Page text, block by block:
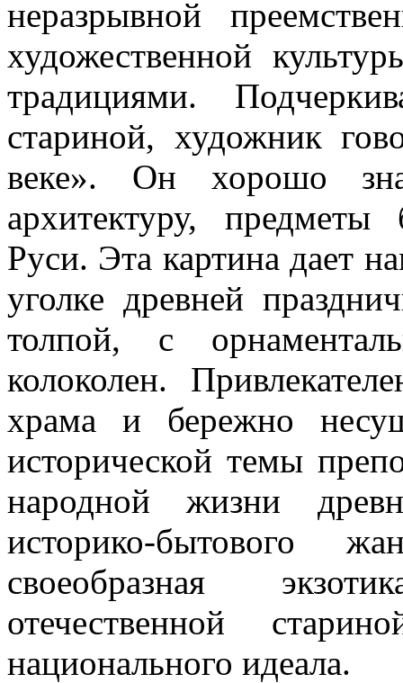
неразрывной
художественной
традициями.
стариной, художник
веке». Он хорошо
архитектуру,
Руси. Эта картина дает
уголке древней
толпой, с
колоколен.
храма и бережно
исторической темы
народной жизни
историко-бытового
своеобразная
отечественной
национального идеала.